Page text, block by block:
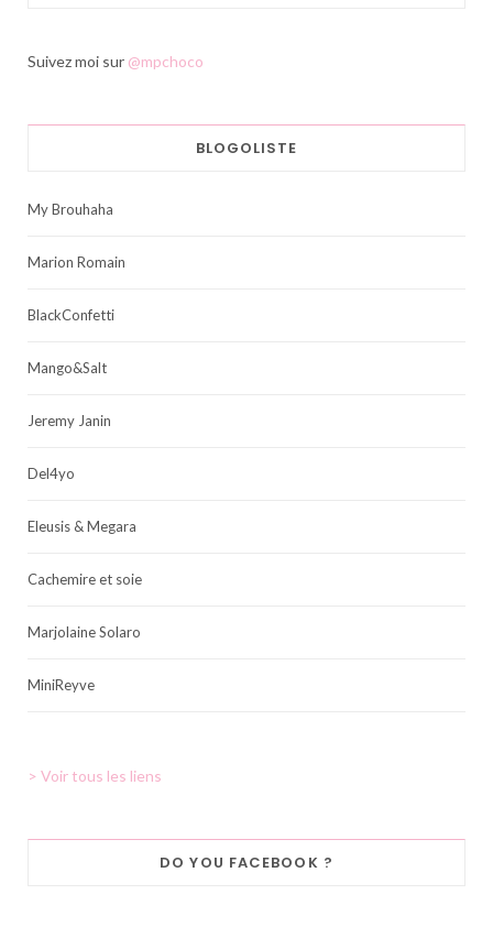
Suivez moi sur @mpchoco
BLOGOLISTE
My Brouhaha
Marion Romain
BlackConfetti
Mango&Salt
Jeremy Janin
Del4yo
Eleusis & Megara
Cachemire et soie
Marjolaine Solaro
MiniReyve
> Voir tous les liens
DO YOU FACEBOOK ?